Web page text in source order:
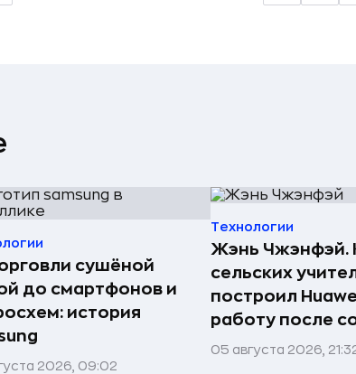
сушёной
до смартфонов и
история
2026, 09:02
Технологии
Жэнь Чжэнфэй.
сельских
построил
работу после
05 августа 2026,